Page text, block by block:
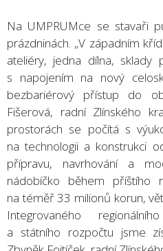
Na UMPRUMce se stavaři
prázdninách. „V západním
ateliéry, jedna dílna,
s napojením na nový
bezbariérový přístup do
Fišerová, radní Zlínského
prostorách se počítá s
na technologii a konstrukci
přípravu, navrhování a
nádobíčko během příštího
na téměř 33 milionů korun,
Integrovaného
a státního rozpočtu jsme